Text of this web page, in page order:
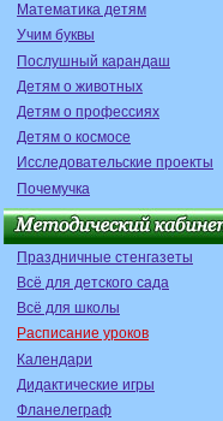
Математика детям
Учим буквы
Послушный карандаш
Детям о животных
Детям о профессиях
Детям о космосе
Исследовательские проекты
Почемучка
Праздничные стенгазеты
Всё для детского сада
Всё для школы
Расписание уроков
Календари
Дидактические игры
Фланелеграф